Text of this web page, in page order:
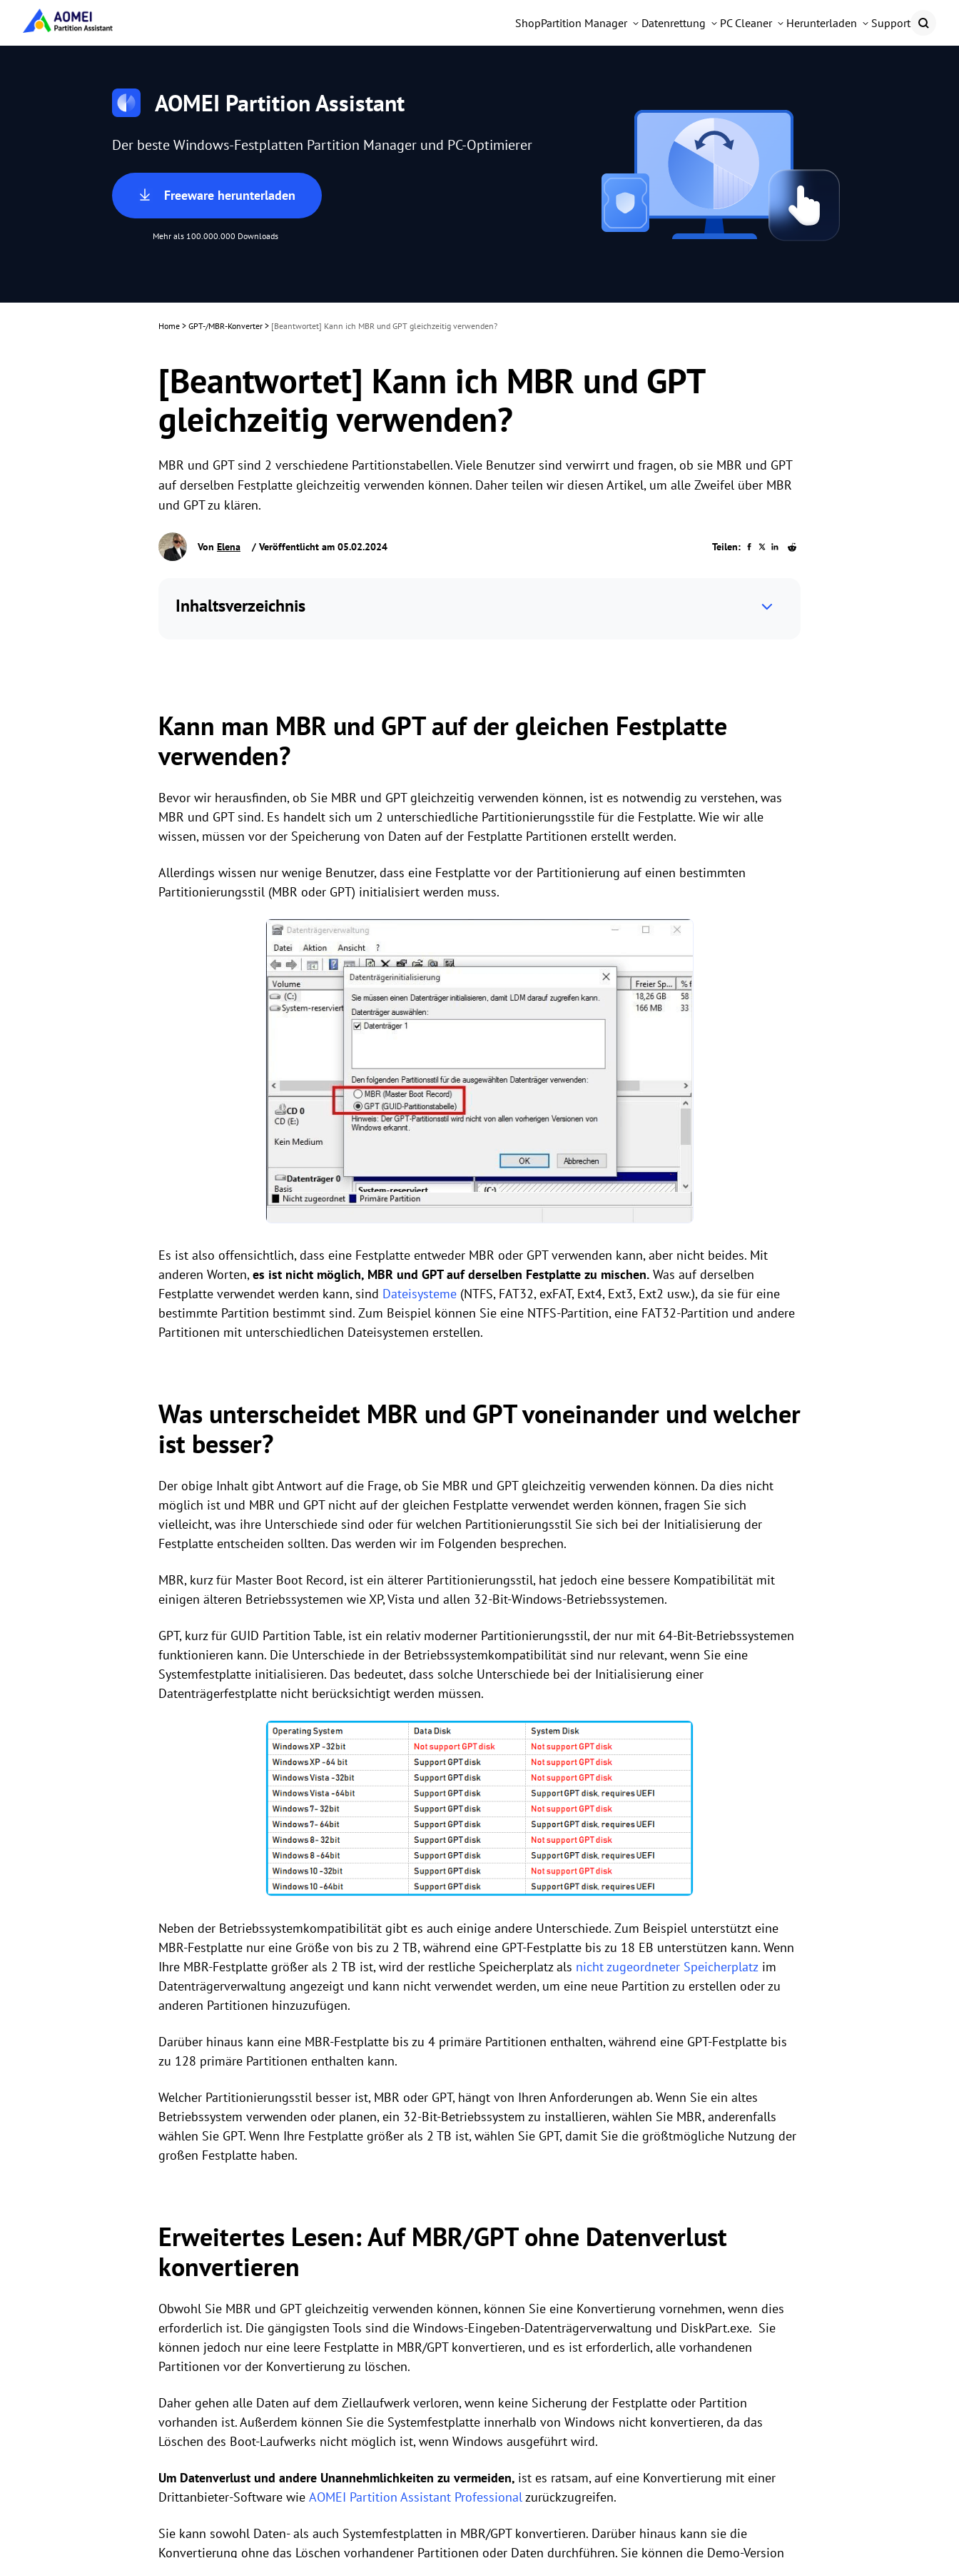
ShopPartition Manager Datenrettung PC Cleaner Herunterladen Support
AOMEI Partition Assistant
Der beste Windows-Festplatten Partition Manager und PC-Optimierer
Freeware herunterladen
Mehr als 100.000.000 Downloads
Home > GPT-/MBR-Konverter > [Beantwortet] Kann ich MBR und GPT gleichzeitig verwenden?
[Beantwortet] Kann ich MBR und GPT
gleichzeitig verwenden?
MBR und GPT sind 2 verschiedene Partitionstabellen. Viele Benutzer sind verwirrt und fragen, ob sie MBR und GPT
auf derselben Festplatte gleichzeitig verwenden können. Daher teilen wir diesen Artikel, um alle Zweifel über MBR
und GPT zu klären.
Von Elena / Veröffentlicht am 05.02.2024 Teilen:
Inhaltsverzeichnis
Kann man MBR und GPT auf der gleichen Festplatte
verwenden?
Bevor wir herausfinden, ob Sie MBR und GPT gleichzeitig verwenden können, ist es notwendig zu verstehen, was
MBR und GPT sind. Es handelt sich um 2 unterschiedliche Partitionierungsstile für die Festplatte. Wie wir alle
wissen, müssen vor der Speicherung von Daten auf der Festplatte Partitionen erstellt werden.
Allerdings wissen nur wenige Benutzer, dass eine Festplatte vor der Partitionierung auf einen bestimmten
Partitionierungsstil (MBR oder GPT) initialisiert werden muss.
Es ist also offensichtlich, dass eine Festplatte entweder MBR oder GPT verwenden kann, aber nicht beides. Mit
anderen Worten,es ist nicht möglich, MBR und GPT auf derselben Festplatte zu mischen. Was auf derselben
Festplatte verwendet werden kann, sind Dateisysteme (NTFS, FAT32, exFAT, Ext4, Ext3, Ext2 usw.), da sie für eine
bestimmte Partition bestimmt sind. Zum Beispiel können Sie eine NTFS-Partition, eine FAT32-Partition und andere
Partitionen mit unterschiedlichen Dateisystemen erstellen.
Was unterscheidet MBR und GPT voneinander und welcher
ist besser?
Der obige Inhalt gibt Antwort auf die Frage, ob Sie MBR und GPT gleichzeitig verwenden können. Da dies nicht
möglich ist und MBR und GPT nicht auf der gleichen Festplatte verwendet werden können, fragen Sie sich
vielleicht, was ihre Unterschiede sind oder für welchen Partitionierungsstil Sie sich bei der Initialisierung der
Festplatte entscheiden sollten. Das werden wir im Folgenden besprechen.
MBR, kurz für Master Boot Record, ist ein älterer Partitionierungsstil, hat jedoch eine bessere Kompatibilität mit
einigen älteren Betriebssystemen wie XP, Vista und allen 32-Bit-Windows-Betriebssystemen.
GPT, kurz für GUID Partition Table, ist ein relativ moderner Partitionierungsstil, der nur mit 64-Bit-Betriebssystemen
funktionieren kann. Die Unterschiede in der Betriebssystemkompatibilität sind nur relevant, wenn Sie eine
Systemfestplatte initialisieren. Das bedeutet, dass solche Unterschiede bei der Initialisierung einer
Datenträgerfestplatte nicht berücksichtigt werden müssen.
Neben der Betriebssystemkompatibilität gibt es auch einige andere Unterschiede. Zum Beispiel unterstützt eine
MBR-Festplatte nur eine Größe von bis zu 2 TB, während eine GPT-Festplatte bis zu 18 EB unterstützen kann. Wenn
Ihre MBR-Festplatte größer als 2 TB ist, wird der restliche Speicherplatz als nicht zugeordneter Speicherplatz im
Datenträgerverwaltung angezeigt und kann nicht verwendet werden, um eine neue Partition zu erstellen oder zu
anderen Partitionen hinzuzufügen.
Darüber hinaus kann eine MBR-Festplatte bis zu 4 primäre Partitionen enthalten, während eine GPT-Festplatte bis
zu 128 primäre Partitionen enthalten kann.
Welcher Partitionierungsstil besser ist, MBR oder GPT, hängt von Ihren Anforderungen ab. Wenn Sie ein altes
Betriebssystem verwenden oder planen, ein 32-Bit-Betriebssystem zu installieren, wählen Sie MBR, anderenfalls
wählen Sie GPT. Wenn Ihre Festplatte größer als 2 TB ist, wählen Sie GPT, damit Sie die größtmögliche Nutzung der
großen Festplatte haben.
Erweitertes Lesen: Auf MBR/GPT ohne Datenverlust
konvertieren
Obwohl Sie MBR und GPT gleichzeitig verwenden können, können Sie eine Konvertierung vornehmen, wenn dies
erforderlich ist. Die gängigsten Tools sind die Windows-Eingeben-Datenträgerverwaltung und DiskPart.exe. Sie
können jedoch nur eine leere Festplatte in MBR/GPT konvertieren, und es ist erforderlich, alle vorhandenen
Partitionen vor der Konvertierung zu löschen.
Daher gehen alle Daten auf dem Ziellaufwerk verloren, wenn keine Sicherung der Festplatte oder Partition
vorhanden ist. Außerdem können Sie die Systemfestplatte innerhalb von Windows nicht konvertieren, da das
Löschen des Boot-Laufwerks nicht möglich ist, wenn Windows ausgeführt wird.
Um Datenverlust und andere Unannehmlichkeiten zu vermeiden, ist es ratsam, auf eine Konvertierung mit einer
Drittanbieter-Software wie AOMEI Partition Assistant Professionalzurückzugreifen.
Sie kann sowohl Daten- als auch Systemfestplatten in MBR/GPT konvertieren. Darüber hinaus kann sie die
Konvertierung ohne das Löschen vorhandener Partitionen oder Daten durchführen. Sie können die Demo-Version